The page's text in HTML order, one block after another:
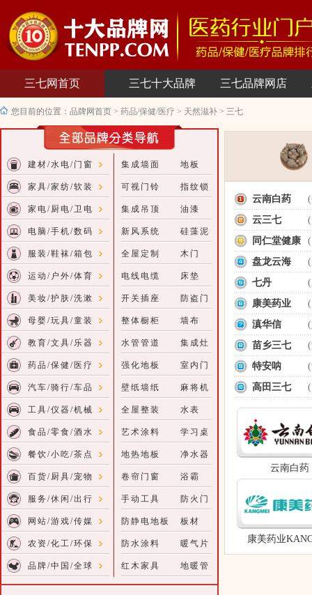
三七网首页 三七十大品牌 三七品牌网店
您目前的位置： 品牌网首页 > 药品/保健/医疗 > 天然滋补 > 三七
建材/水电/门窗
家具/家纺/软装
家电/厨电/卫电
电脑/手机/数码
服装/鞋袜/箱包
运动/户外/体育
美妆/护肤/洗漱
母婴/玩具/童装
教育/文具/乐器
药品/保健/医疗
汽车/骑行/车品
工具/仪器/机械
食品/零食/酒水
餐饮/小吃/茶点
百货/厨具/宠物
服务/休闲/出行
网站/游戏/传媒
农资/化工/环保
品牌/中国/全球
集成墙面 地板
可视门铃 指纹锁
集成吊顶 油漆
新风系统 硅藻泥
全屋定制 木门
电线电缆 床垫
开关插座 防盗门
整体橱柜 墙布
水管管道 集成灶
强化地板 室内门
壁纸墙纸 麻将机
全屋整装 水表
艺术涂料 学习桌
地热地板 净水器
卷帘门窗 浴霸
手动工具 防火门
防静电地板 板材
防水涂料 暖气片
红木家具 地暖管
云南白药
云三七
同仁堂健康
盘龙云海
七丹
康美药业
滇华信
苗乡三七
特安呐
高田三七
云南白药
康美药业